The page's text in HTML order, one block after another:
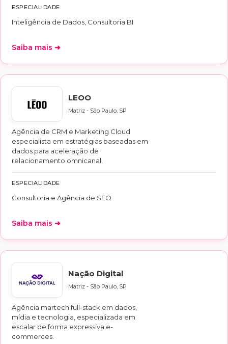
ESPECIALIDADE
Inteligência de Dados, Consultoria BI
Saiba mais ➜
LEOO
Matriz - São Paulo, SP
Agência de CRM e Marketing Cloud
especialista em estratégias baseadas em
dados para aceleração de
relacionamento omnicanal.
ESPECIALIDADE
Consultoria e Agência de SEO
Saiba mais ➜
Nação Digital
Matriz - São Paulo, SP
Agência martech full-stack em dados,
mídia e tecnologia, especializada em
escalar de forma expressiva e-
commerces.